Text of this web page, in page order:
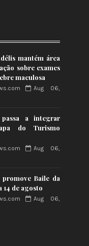
mantém área
sobre exames
maculosa
Aug 06,
a integrar
do Turismo
Aug 06,
Baile da
14 de agosto
Aug 06,